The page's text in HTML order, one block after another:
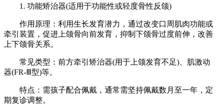
1. 功能矫治器(适用于功能性或轻度骨性反颌)
作用原理：利用生长发育潜力，通过改变口周肌肉功能或
牵引装置，促进上颌骨向前发育，抑制下颌骨过度前伸，改善
上下颌骨关系。
常见类型：前方牵引矫治器(用于上颌发育不足)、肌激动
器(FR-Ⅲ型)等。
特点：需孩子配合佩戴，通常需坚持佩戴数月至一年，定
期复诊调整。